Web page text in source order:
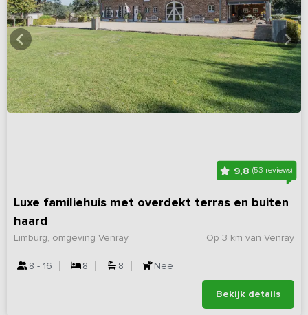
9,8 (53 reviews)
Luxe familiehuis met overdekt terras en buiten
haard
Op 3 km van Venray
Limburg, omgeving Venray
8 - 16 8 8 Nee
Bekijk details